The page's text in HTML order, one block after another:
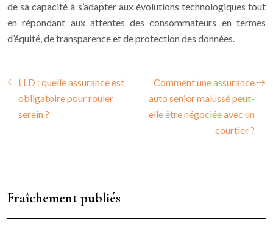
de sa capacité à s’adapter aux évolutions technologiques tout
en répondant aux attentes des consommateurs en termes
d’équité, de transparence et de protection des données.
LLD : quelle assurance est
obligatoire pour rouler
serein ?
Comment une assurance
auto senior malussé peut-
elle être négociée avec un
courtier ?
Fraîchement publiés